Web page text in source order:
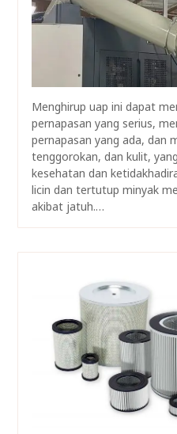
Menghirup uap ini dapat
pernapasan yang serius,
pernapasan yang ada, dan
tenggorokan, dan kulit,
kesehatan dan
licin dan tertutup minyak
akibat jatuh.…